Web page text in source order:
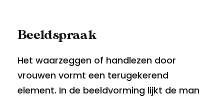
Beeldspraak
Het waarzeggen of handlezen door
vrouwen vormt een terugekerend
element. In de beeldvorming lijkt de man